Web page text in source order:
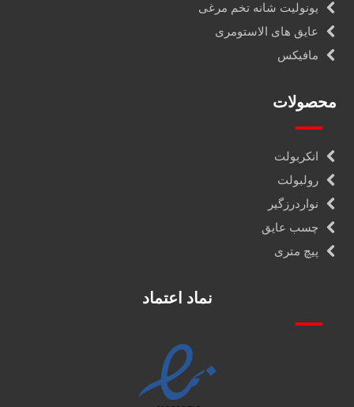
یونولیت شانه تخم مرغی
عایق های الاستومری
مافیکس
محصولات
انکربولت
رولبولت
نواردرزگیر
چسب عایق
پیچ متری
نماد اعتماد